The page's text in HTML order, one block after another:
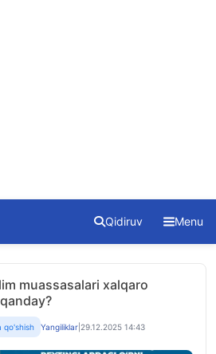
Qidiruv Menu
muassasalari xalqaro
qo'shish Yangiliklar 29.12.2025 14:43